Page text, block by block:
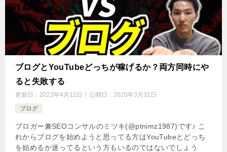
ブログとYouTubeどっちが稼げるか？両方同時にや
ると失敗する
更新日： 2023年4月12日 公開日： 2020年3月31日
ブログ
ブロガー兼SEOコンサルのミツキ(@ptnimz1987)です♪ こ
れからブログを始めようと思ってる方はYouTubeとどっち
を始めるか迷ってるという方もいるのではないでしょう